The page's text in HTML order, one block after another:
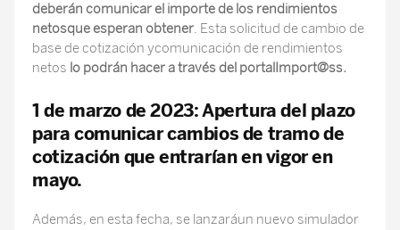
deberán comunicar el importe de los rendimientos
netosque esperan obtener. Esta solicitud de cambio de
base de cotización ycomunicación de rendimientos
netos lo podrán hacer a través del portalImport@ss.
1 de marzo de 2023: Apertura del plazo
para comunicar cambios de tramo de
cotización que entrarían en vigor en
mayo.
Además, en esta fecha, se lanzaráun nuevo simulador